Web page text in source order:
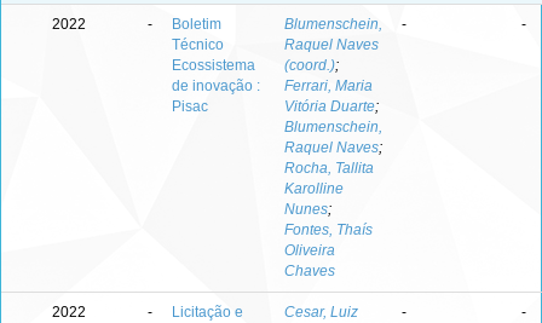
2022 -
Boletim
Técnico
Ecossistema
de inovação :
Pisac
Blumenschein,
Raquel Naves
(coord.);
Ferrari, Maria
Vitória Duarte;
Blumenschein,
Raquel Naves;
Rocha, Tallita
Karolline
Nunes;
Fontes, Thaís
Oliveira
Chaves
- -
2022 -
Licitação e
Cesar, Luiz
- -